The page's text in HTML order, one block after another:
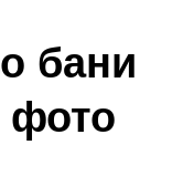
бани
фото